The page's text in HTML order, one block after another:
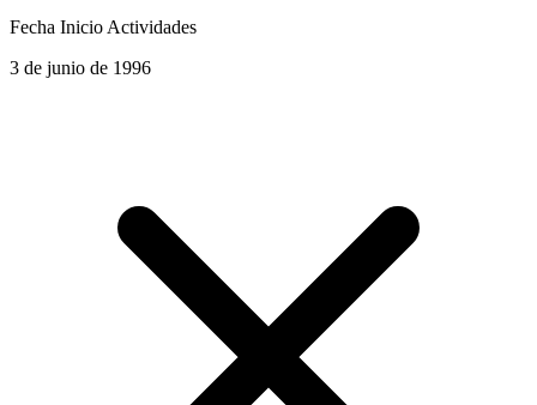
Fecha Inicio Actividades
3 de junio de 1996